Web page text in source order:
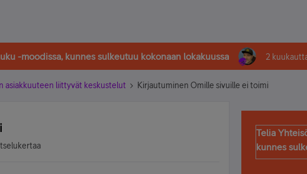
-moodissa, kunnes sulkeutuu kokonaan lokakuussa 2
asiakkuuteen liittyvät keskustelut Kirjautuminen Omille sivuille ei toimi
Telia
kunnes